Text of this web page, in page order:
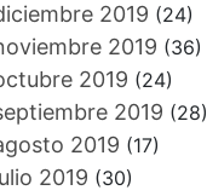
2019 (24)
2019 (36)
2019 (24)
2019 (28)
2019 (17)
2019 (30)